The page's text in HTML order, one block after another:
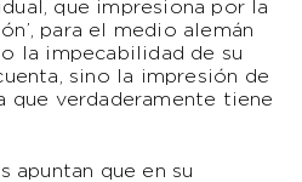
que impresiona por la
para el medio alemán
la impecabilidad de su
sino la impresión de
que verdaderamente tiene
apuntan que en su